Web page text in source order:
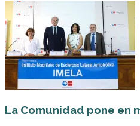
La Comunidad pone en